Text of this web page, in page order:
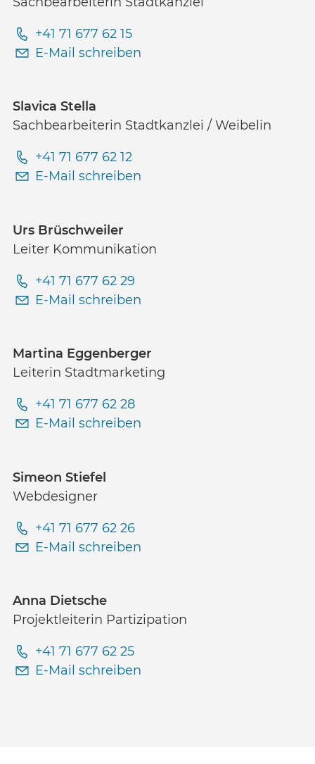
+41 71 677 62 15
E-Mail schreiben
Slavica Stella
Sachbearbeiterin Stadtkanzlei / Weibelin
+41 71 677 62 12
E-Mail schreiben
Urs Brüschweiler
Leiter Kommunikation
+41 71 677 62 29
E-Mail schreiben
Martina Eggenberger
Leiterin Stadtmarketing
+41 71 677 62 28
E-Mail schreiben
Simeon Stiefel
Webdesigner
+41 71 677 62 26
E-Mail schreiben
Anna Dietsche
Projektleiterin Partizipation
+41 71 677 62 25
E-Mail schreiben